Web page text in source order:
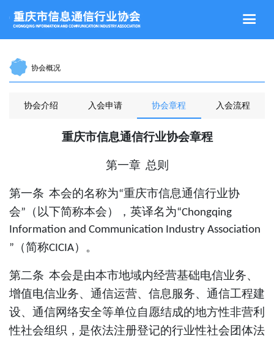

 协会概况
协会介绍 入会申请 协会章程 入会流程
重庆市信息通信行业协会章程
第一章 总则
第一条 本会的名称为“重庆市信息通信行业协
会” （以下简称本会），英译名为“Chongqing
Information and Communication Industry Association
”
（简称CICIA）。
第二条 本会是由本市地域内经营基础电信业务、
增值电信业务、通信运营、信息服务、通信工程建
设、通信网络安全等单位自愿结成的地方性非营利
性社会组织，是依法注册登记的行业性社会团体法